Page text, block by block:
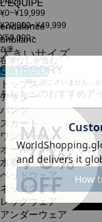
L'EQUIPE
endalence
unbilanc
大きいサイズ
CATEGORY
トップス
アウター
パンツ
スカート
ワンピース
オールインワン・サロ
水着
ヘッドウェア
ネックウェア
レッグウェア
アンダーウェア
PRICE
¥0~¥19,999
¥20,000~¥49,999
¥50,000~
在庫
在庫なしを含む
この条件で検索
申し訳ございません。
あなたへのおすすめア